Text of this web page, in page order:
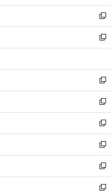
開
く
ウ
で
開
く
ン
ド
ウ
で
開
ウ
ィ
ン
ド
ウ
開
く
し
い
ウ
ィ
ン
ウ
で
開
く
新
し
い
ウ
ン
ド
ウ
で
開
く
新
し
ウ
ィ
ン
ド
ウ
で
開
く
新
し
い
ウ
ィ
ン
ド
ウ
で
開
く
新
し
い
ウ
ィ
ン
ド
ウ
で
新
し
い
ウ
ィ
ン
ド
新
し
い
ウ
ィ
新
し
い